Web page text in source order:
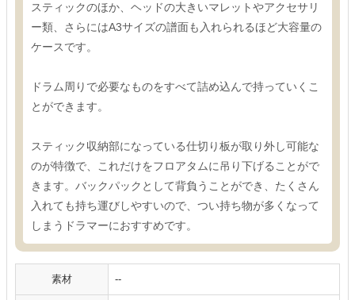
スティックのほか、ヘッドの大きいマレットやアクセサリ
ー類、さらにはA3サイズの譜面も入れられるほど大容量の
ケースです。
ドラム周りで必要なものをすべて詰め込んで持っていくこ
とができます。
スティック収納部になっている仕切り板が取り外し可能な
のが特徴で、これだけをフロアタムに吊り下げることがで
きます。バックパックとして背負うことができ、たくさん
入れても持ち運びしやすいので、つい持ち物が多くなって
しまうドラマーにおすすめです。
素材 --